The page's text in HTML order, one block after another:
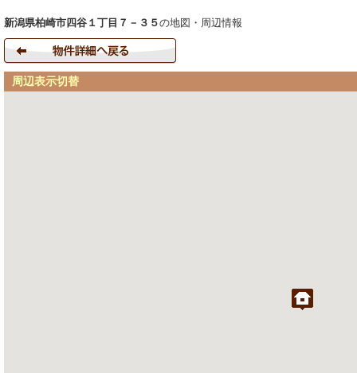
新潟県柏崎市四谷１丁目７－３５の地図・周辺情報
周辺表示切替